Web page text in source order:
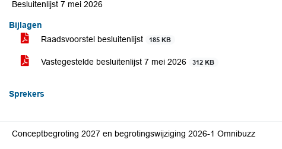
Besluitenlijst 7 mei 2026
Bijlagen
Raadsvoorstel besluitenlijst
185 KB
Vastegestelde besluitenlijst 7 mei 2026 312 KB
Sprekers
Conceptbegroting 2027 en begrotingswijziging 2026-1 Omnibuzz